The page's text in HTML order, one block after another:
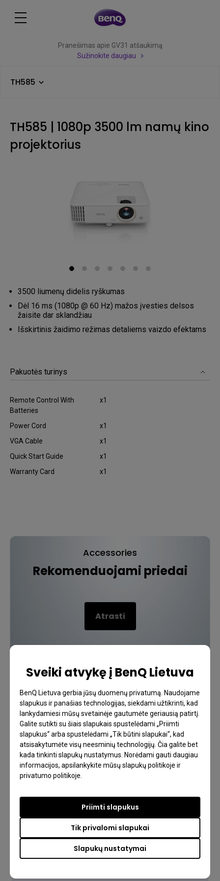
Sveiki atvykę į BenQ Lietuva
BenQ Lietuva gerbia jūsų duomenų privatumą. Naudojame
slapukus ir panašias technologijas, siekdami užtikrinti, kad
lankydamiesi mūsų svetainėje gautumėte geriausią patirtį.
Galite sutikti su šiais slapukais spustelėdami „Priimti
slapukus“ arba spustelėdami „Tik būtini slapukai“, kad
atsisakytumėte visų neesminių technologijų. Čia galite bet
kada tinkinti slapukų nustatymus. Norėdami gauti daugiau
informacijos, apsilankykite mūsų slapukų politikoje ir
privatumo politikoje.
Slapukų nustatymai
Tik privalomi slapukai
Priimti slapukus
Pranešimas apie GV31 atšaukimą
Sužinokite daugiau
TH585
TH585 | 1080p 3500 lm namų kino
projektorius
3500 liumenų didelis ryškumas
Dėl 16 ms (1080p @ 60 Hz) mažos įvesties delsos
žaisite dar sklandžiau
Išskirtinis žaidimo režimas detaliems vaizdo efektams
Pakuotės turinys
Remote Control With
Batteries
x1
Power Cord
x1
VGA Cable
x1
Quick Start Guide
x1
Warranty Card
x1
Accessories
Rekomenduojami priedai
Atrasti
DUK
Turite klausimų?